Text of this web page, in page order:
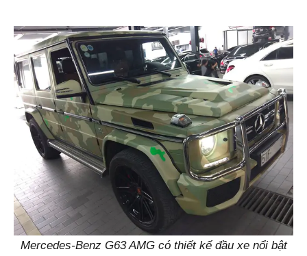
Mercedes-Benz G63 AMG có thiết kế đầu xe nổi bật